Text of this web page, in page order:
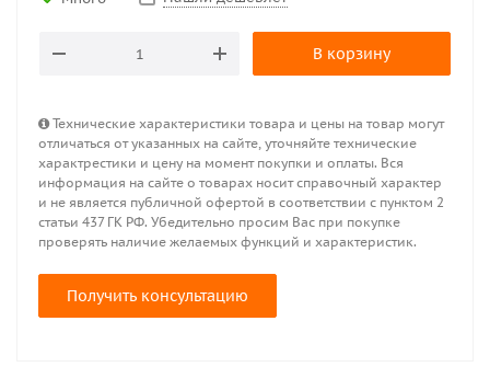
В корзину
Технические характеристики товара и цены на товар могут
отличаться от указанных на сайте, уточняйте технические
характрестики и цену на момент покупки и оплаты. Вся
информация на сайте о товарах носит справочный характер
и не является публичной офертой в соответствии с пунктом 2
статьи 437 ГК РФ. Убедительно просим Вас при покупке
проверять наличие желаемых функций и характеристик.
Получить консультацию